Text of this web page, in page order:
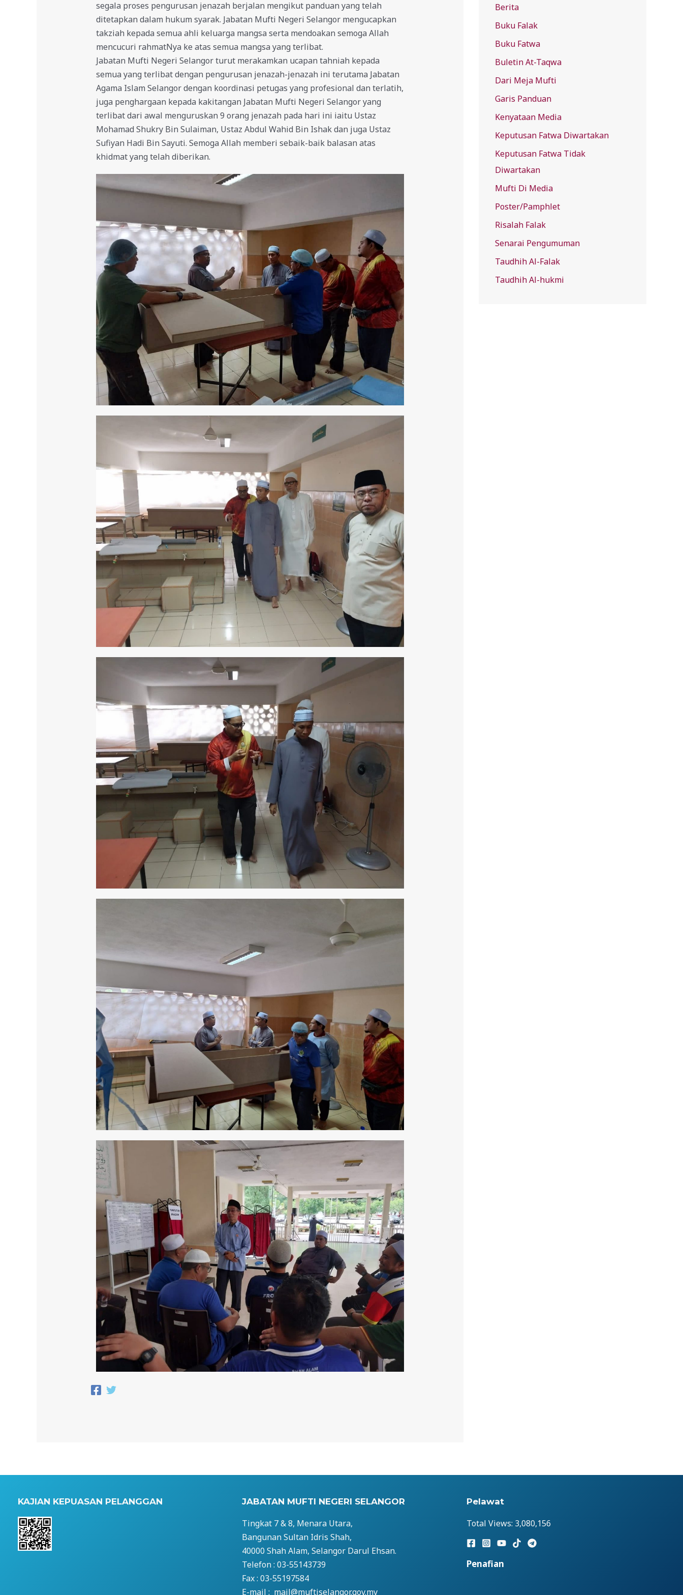
segala proses pengurusan jenazah berjalan mengikut panduan yang telah
ditetapkan dalam hukum syarak. Jabatan Mufti Negeri Selangor mengucapkan
takziah kepada semua ahli keluarga mangsa serta mendoakan semoga Allah
mencucuri rahmatNya ke atas semua mangsa yang terlibat.
Jabatan Mufti Negeri Selangor turut merakamkan ucapan tahniah kepada
semua yang terlibat dengan pengurusan jenazah-jenazah ini terutama Jabatan
Agama Islam Selangor dengan koordinasi petugas yang profesional dan terlatih,
juga penghargaan kepada kakitangan Jabatan Mufti Negeri Selangor yang
terlibat dari awal menguruskan 9 orang jenazah pada hari ini iaitu Ustaz
Mohamad Shukry Bin Sulaiman, Ustaz Abdul Wahid Bin Ishak dan juga Ustaz
Sufiyan Hadi Bin Sayuti. Semoga Allah memberi sebaik-baik balasan atas
khidmat yang telah diberikan.
f
o
r
:
Berita
Buku Falak
Buku Fatwa
Buletin At-Taqwa
Dari Meja Mufti
Garis Panduan
Kenyataan Media
Keputusan Fatwa Diwartakan
Keputusan Fatwa Tidak
Diwartakan
Mufti Di Media
Poster/Pamphlet
Risalah Falak
Senarai Pengumuman
Taudhih Al-Falak
Taudhih Al-hukmi
KAJIAN KEPUASAN PELANGGAN JABATAN MUFTI NEGERI SELANGOR
Tingkat 7 & 8, Menara Utara,
Bangunan Sultan Idris Shah,
40000 Shah Alam, Selangor Darul Ehsan.
Telefon : 03-55143739
Fax : 03-55197584
E-mail : mail@muftiselangor.gov.my
Pelawat
Total Views: 3,080,156
Penafian